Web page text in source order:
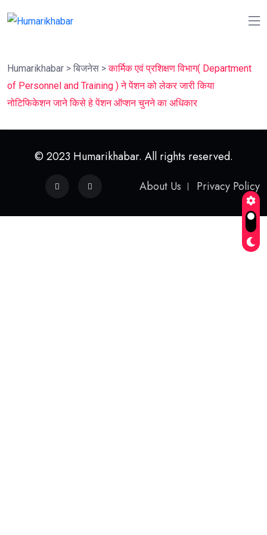
Humarikhabar > बिजनेस >कार्मिक एवं प्रशिक्षण विभाग( Department
of Personnel and Training ) ने पेंशन को लेकर जारी किया
नोटिफिकेशन जाने किसे हे पेंशन ऑप्शन चुनने का अधिकार
© 2023 Humarikhabar. All rights reserved.
About Us
Privacy Policy